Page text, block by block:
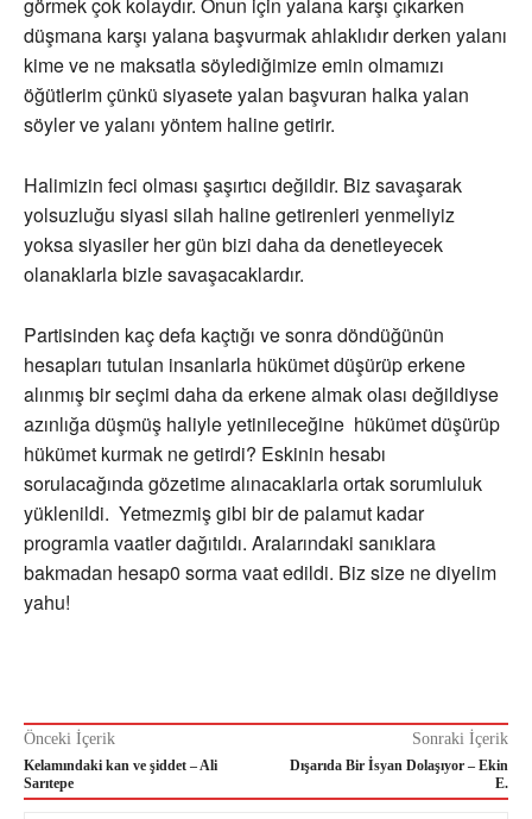
düşmana karşı yalana başvurmak ahlaklıdır derken yalanı
kime ve ne maksatla söylediğimize emin olmamızı
öğütlerim çünkü siyasete yalan başvuran halka yalan
söyler ve yalanı yöntem haline getirir.
Halimizin feci olması şaşırtıcı değildir. Biz savaşarak
yolsuzluğu siyasi silah haline getirenleri yenmeliyiz
yoksa siyasiler her gün bizi daha da denetleyecek
olanaklarla bizle savaşacaklardır.
Partisinden kaç defa kaçtığı ve sonra döndüğünün
hesapları tutulan insanlarla hükümet düşürüp erkene
alınmış bir seçimi daha da erkene almak olası değildiyse
azınlığa düşmüş haliyle yetinileceğine hükümet düşürüp
hükümet kurmak ne getirdi? Eskinin hesabı
sorulacağında gözetime alınacaklarla ortak sorumluluk
yüklenildi. Yetmezmiş gibi bir de palamut kadar
programla vaatler dağıtıldı. Aralarındaki sanıklara
bakmadan hesap0 sorma vaat edildi. Biz size ne diyelim
yahu!
Önceki İçerik
Kelamındaki kan ve şiddet – Ali
Sarıtepe
Sonraki İçerik
Dışarıda Bir İsyan Dolaşıyor – Ekin
E.